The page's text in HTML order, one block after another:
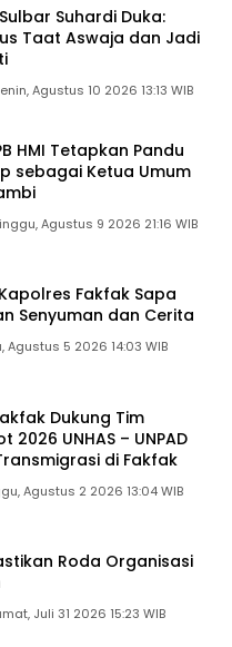
Suhardi Duka:
Taat Aswaja dan Jadi
Agustus 10 2026 13:13 WIB
HMI Tetapkan Pandu
sebagai Ketua Umum
Agustus 9 2026 21:16 WIB
Fakfak Sapa
Senyuman dan Cerita
Agustus 5 2026 14:03 WIB
Dukung Tim
2026 UNHAS – UNPAD
di Fakfak
Agustus 2 2026 13:04 WIB
Roda Organisasi
Juli 31 2026 15:23 WIB